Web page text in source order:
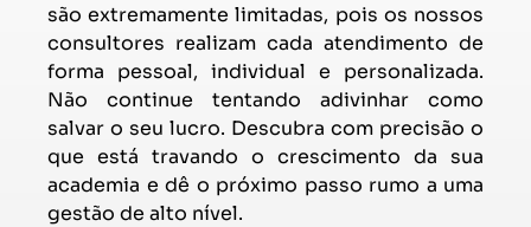
são extremamente limitadas, pois os nossos
consultores realizam cada atendimento de
forma pessoal, individual e personalizada.
Não continue tentando adivinhar como
salvar o seu lucro. Descubra com precisão o
que está travando o crescimento da sua
academia e dê o próximo passo rumo a uma
gestão de alto nível.